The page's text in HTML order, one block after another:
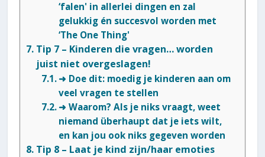
‘falen' in allerlei dingen en zal
gelukkig én succesvol worden met
‘The One Thing'
Tip 7 – Kinderen die vragen… worden
juist niet overgeslagen!
➜ Doe dit: moedig je kinderen aan om
veel vragen te stellen
➜ Waarom? Als je niks vraagt, weet
niemand überhaupt dat je iets wilt,
en kan jou ook niks gegeven worden
Tip 8 – Laat je kind zijn/haar emoties